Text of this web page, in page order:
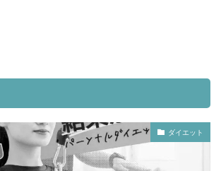
ダイエット